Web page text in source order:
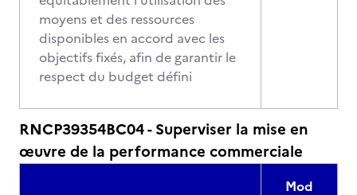
moyens et des ressources
disponibles en accord avec les
objectifs fixés, afin de garantir le
respect du budget défini
RNCP39354BC04 - Superviser la mise en
œuvre de la performance commerciale
Mod